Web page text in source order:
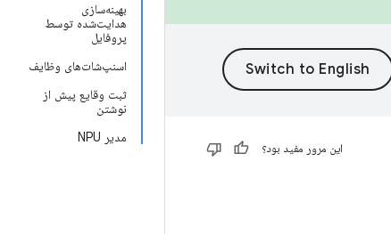
بهینه‌سازی
هدایت‌شده توسط
پروفایل
اسنپ‌شات‌های وظایف
ثبت وقایع پیش از
نوشتن
مدیر NPU
این مرور مفید بود؟